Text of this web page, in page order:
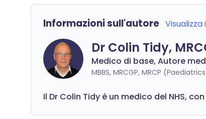
Informazioni sull'autore
Dr Colin Tidy,
Medico di base, Autore
MBBS, MRCGP, MRCP
Il Dr Colin Tidy è un medico del NHS,